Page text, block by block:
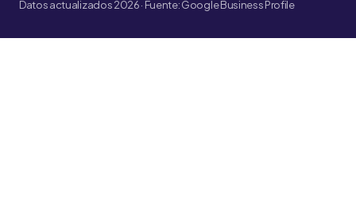
Datos actualizados 2026 · Fuente: Google Business Profile